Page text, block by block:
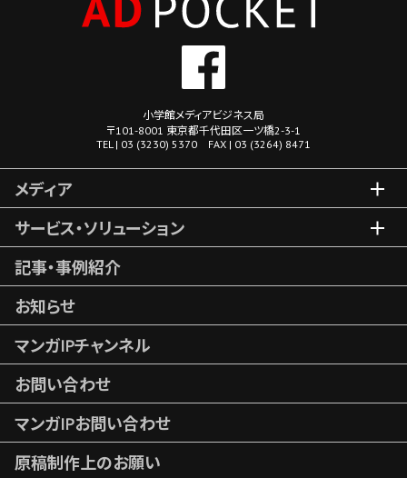
小学館メディアビジネス局
〒101-8001 東京都千代田区一ツ橋2-3-1
TEL | 03 (3230) 5370 FAX | 03 (3264) 8471
メディア
サービス・ソリューション
記事・事例紹介
お知らせ
マンガIPチャンネル
お問い合わせ
マンガIPお問い合わせ
原稿制作上のお願い